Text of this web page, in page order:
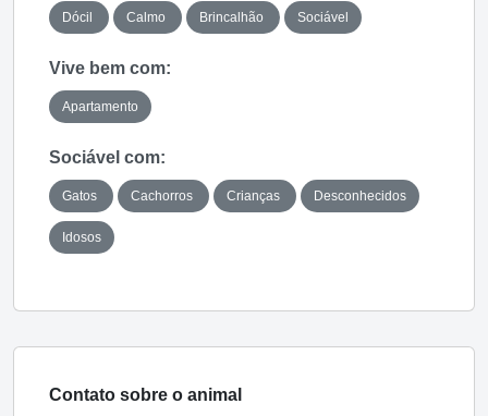
Dócil Calmo Brincalhão Sociável
Vive bem com:
Apartamento
Sociável com:
Gatos Cachorros Crianças Desconhecidos
Idosos
Contato sobre o animal